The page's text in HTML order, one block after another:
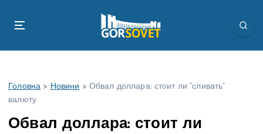
Головна > Новини > Обвал доллара: стоит ли “сливать”
валюту
Обвал доллара: стоит ли